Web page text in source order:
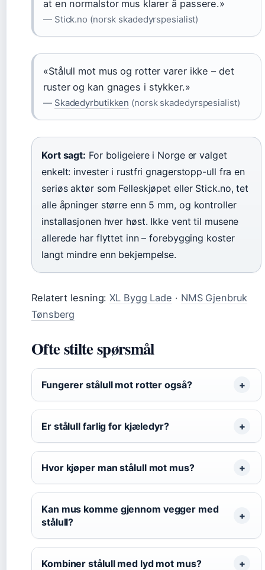
at en normalstor mus klarer å passere.»
— Stick.no (norsk skadedyrspesialist)
«Stålull mot mus og rotter varer ikke – det
ruster og kan gnages i stykker.»
— Skadedyrbutikken (norsk skadedyrspesialist)
Kort sagt: For boligeiere i Norge er valget
enkelt: invester i rustfri gnagerstopp-ull fra en
seriøs aktør som Felleskjøpet eller Stick.no, tet
alle åpninger større enn 5 mm, og kontroller
installasjonen hver høst. Ikke vent til musene
allerede har flyttet inn – forebygging koster
langt mindre enn bekjempelse.
Relatert lesning:XL Bygg Lade · NMS Gjenbruk
Tønsberg
Ofte stilte spørsmål
Fungerer stålull mot rotter også?
Er stålull farlig for kjæledyr?
Hvor kjøper man stålull mot mus?
Kan mus komme gjennom vegger med
stålull?
Kombiner stålull med lyd mot mus?